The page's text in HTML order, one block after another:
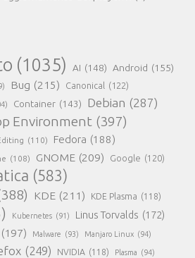
(1035) AI (148) Android (155)
Bug (215) Canonical (122)
Container (143) Debian (287)
Environment (397)
(110) Fedora (188)
(108) GNOME (209) Google (120)
(583)
KDE (211) KDE Plasma (118)
Kubernetes (91) Linus Torvalds (172)
(197) Malware (93) Manjaro Linux (94)
(249) NVIDIA (118) Plasma (94)